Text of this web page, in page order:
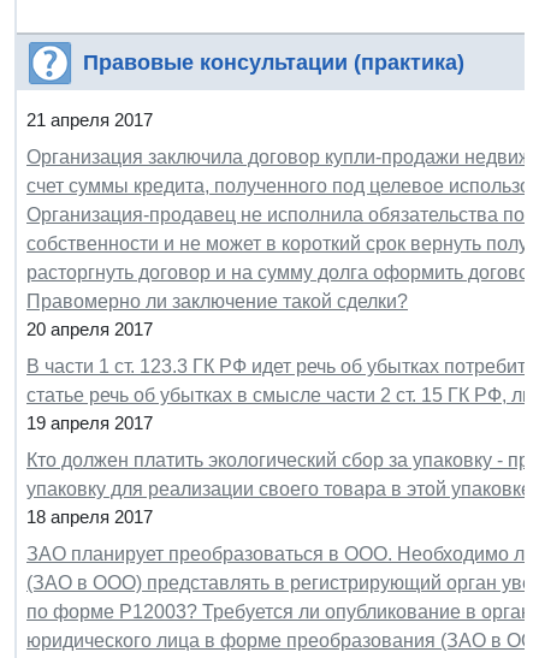
Правовые консультации (практика)
21 апреля 2017
Организация заключила договор купли-продажи
счет суммы кредита, полученного под целевое
Организация-продавец не исполнила обязательства по
собственности и не может в короткий срок вернуть
расторгнуть договор и на сумму долга оформить
Правомерно ли заключение такой сделки?
20 апреля 2017
В части 1 ст. 123.3 ГК РФ идет речь об убытках
статье речь об убытках в смысле части 2 ст. 15 ГК РФ,
19 апреля 2017
Кто должен платить экологический сбор за упаковку -
упаковку для реализации своего товара в этой
18 апреля 2017
ЗАО планирует преобразоваться в ООО. Необходимо
(ЗАО в ООО) представлять в регистрирующий орган
по форме Р12003? Требуется ли опубликование в
юридического лица в форме преобразования (ЗАО в